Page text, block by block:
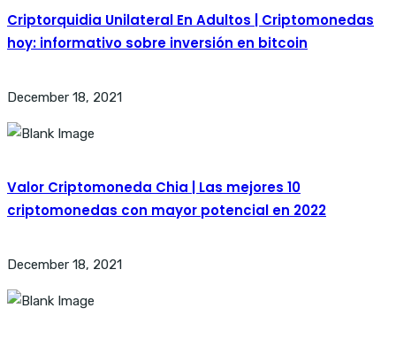
Criptorquidia Unilateral En Adultos | Criptomonedas
hoy: informativo sobre inversión en bitcoin
December 18, 2021
Valor Criptomoneda Chia | Las mejores 10
criptomonedas con mayor potencial en 2022
December 18, 2021